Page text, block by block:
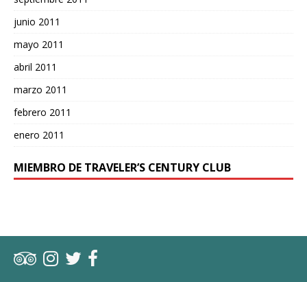
junio 2011
mayo 2011
abril 2011
marzo 2011
febrero 2011
enero 2011
MIEMBRO DE TRAVELER’S CENTURY CLUB